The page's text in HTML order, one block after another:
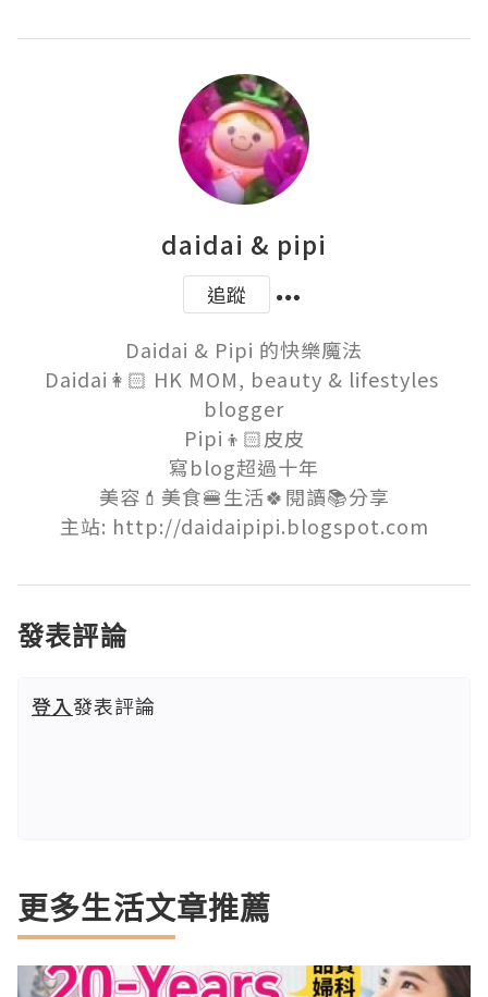
daidai & pipi
追蹤
Daidai & Pipi 的快樂魔法
Daidai👩🏻 HK MOM, beauty & lifestyles
blogger
Pipi👦🏻皮皮
寫blog超過十年
美容💄美食🍔生活🍀閱讀📚分享
主站: http://daidaipipi.blogspot.com
發表評論
登入發表評論
更多生活文章推薦